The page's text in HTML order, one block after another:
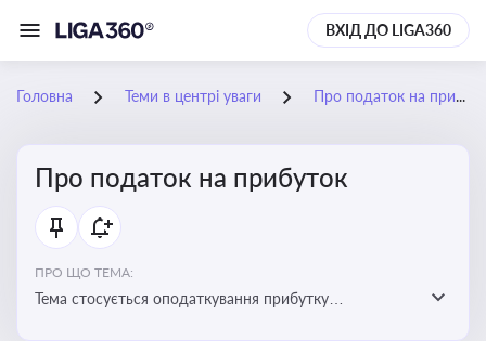
ВХІД ДО LIGA360
Головна Теми в центрі уваги Про податок на прибуток
Про податок на прибуток
ПРО ЩО ТЕМА:
Тема стосується оподаткування прибутку